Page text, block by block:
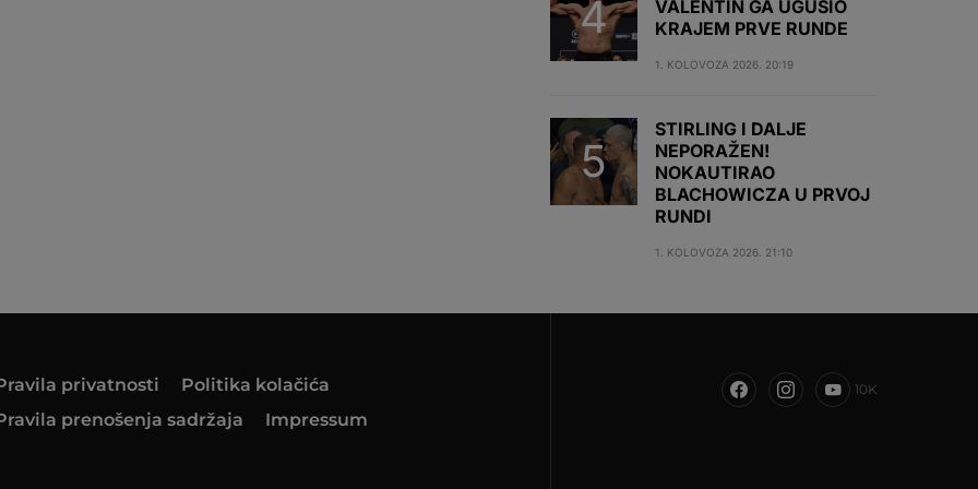
VALENTIN GA UGUŠIO
KRAJEM PRVE RUNDE
1. KOLOVOZA 2026. 20:19
STIRLING I DALJE
NEPORAŽEN!
NOKAUTIRAO
BLACHOWICZA U PRVOJ
RUNDI
1. KOLOVOZA 2026. 21:10
privatnosti
Politika kolačića
prenošenja sadržaja
Impressum
10K